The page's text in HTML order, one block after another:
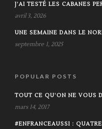
J’AI TESTÉ LES CABANES
avril 3, 2026
UNE SEMAINE DANS LE
septembre 1, 2025
POPULAR POSTS
TOUT CE QU’ON NE VOUS
mars 14, 2017
#ENFRANCEAUSSI :